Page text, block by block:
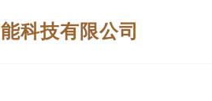
科技有限公司